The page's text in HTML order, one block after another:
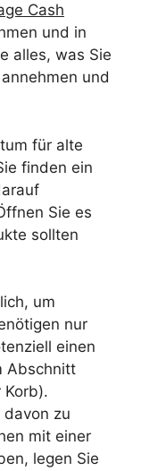
Cash
und in
alles, was Sie
und
für alte
finden ein
Sie es
sollten
um
nur
einen
Abschnitt
Korb).
davon zu
mit einer
legen Sie